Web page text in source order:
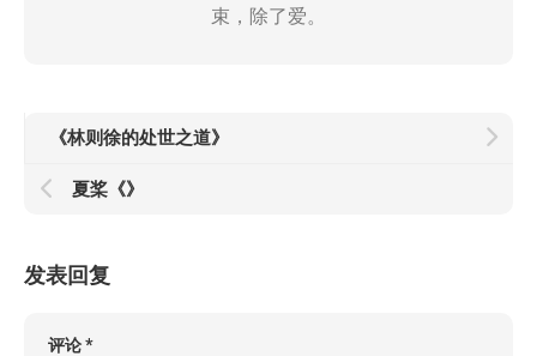
束，除了爱。
《林则徐的处世之道》
夏桨《》
发表回复
评论*